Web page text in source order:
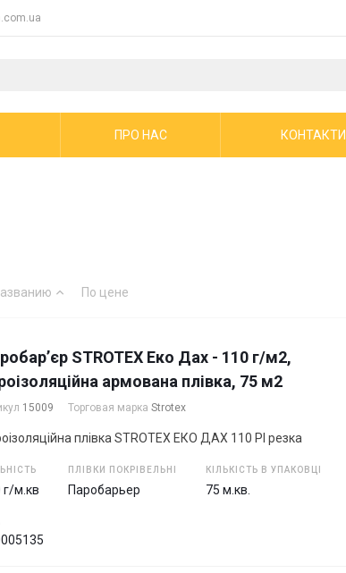
ПРО НАС КОНТАКТИ
По цене
STROTEX Еко Дах - 110 г/м2,
армована плівка, 75 м2
15009 Торговая марка Strotex
плівка STROTEX ЕКО ДАХ 110 РІ резка
г/м.кв
ПЛІВКИ ПОКРІВЕЛЬНІ
Паробарьер
КІЛЬКІСТЬ В УПАКОВЦІ
75 м.кв.